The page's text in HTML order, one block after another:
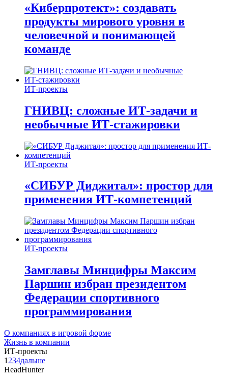
«Киберпротект»: создавать
продукты мирового уровня в
человечной и понимающей
команде
ИТ-проекты
ГНИВЦ: сложные ИТ‑задачи и
необычные ИТ‑стажировки
ИТ-проекты
«СИБУР Диджитал»: простор для
применения ИТ-компетенций
ИТ-проекты
Замглавы Минцифры Максим
Паршин избран президентом
Федерации спортивного
программирования
О компаниях в игровой форме
Жизнь в компании
ИТ-проекты
1 234дальше
HeadHunter